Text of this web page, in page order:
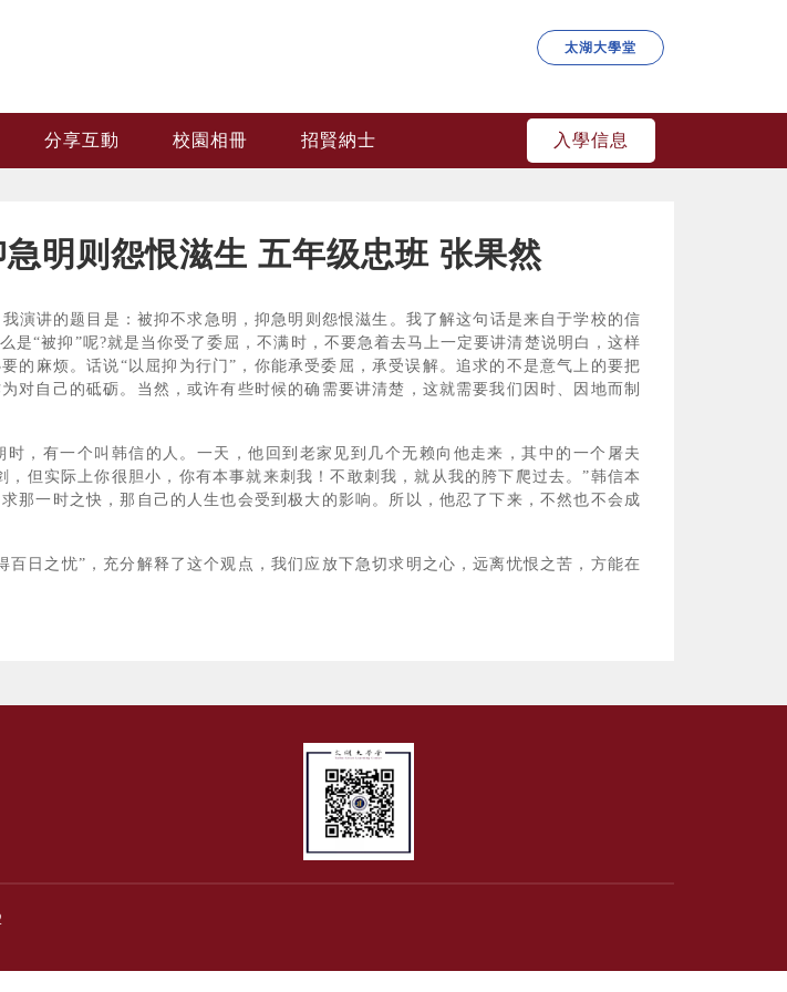
太湖大學堂
分享互動 校園相冊 招賢納士 入學信息
明则怨恨滋生 五年级忠班 张果然
讲的题目是：被抑不求急明，抑急明则怨恨滋生。我了解这句话是来自于学校的信
是“被抑”呢?就是当你受了委屈，不满时，不要急着去马上一定要讲清楚说明白，这样
的麻烦。话说“以屈抑为行门”，你能承受委屈，承受误解。追求的不是意气上的要把
对自己的砥砺。当然，或许有些时候的确需要讲清楚，这就需要我们因时、因地而制
有一个叫韩信的人。一天，他回到老家见到几个无赖向他走来，其中的一个屠夫
，但实际上你很胆小，你有本事就来刺我！不敢刺我，就从我的胯下爬过去。”韩信本
那一时之快，那自己的人生也会受到极大的影响。所以，他忍了下来，不然也不会成
日之忧”，充分解释了这个观点，我们应放下急切求明之心，远离忧恨之苦，方能在